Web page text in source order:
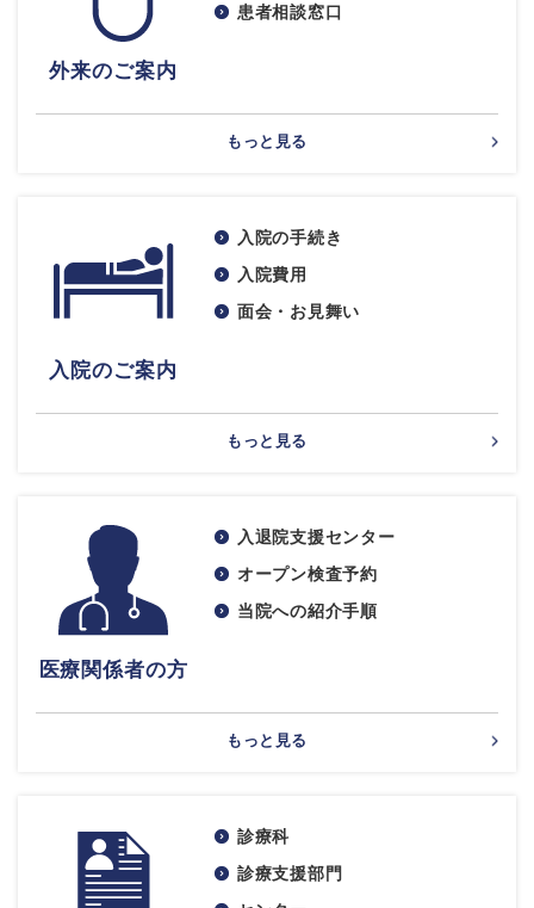
外来のご案内
患者相談窓口
もっと見る
入院のご案内
入院の手続き
入院費用
面会・お見舞い
もっと見る
医療関係者の方
入退院支援センター
オープン検査予約
当院への紹介手順
もっと見る
診療科
診療支援部門